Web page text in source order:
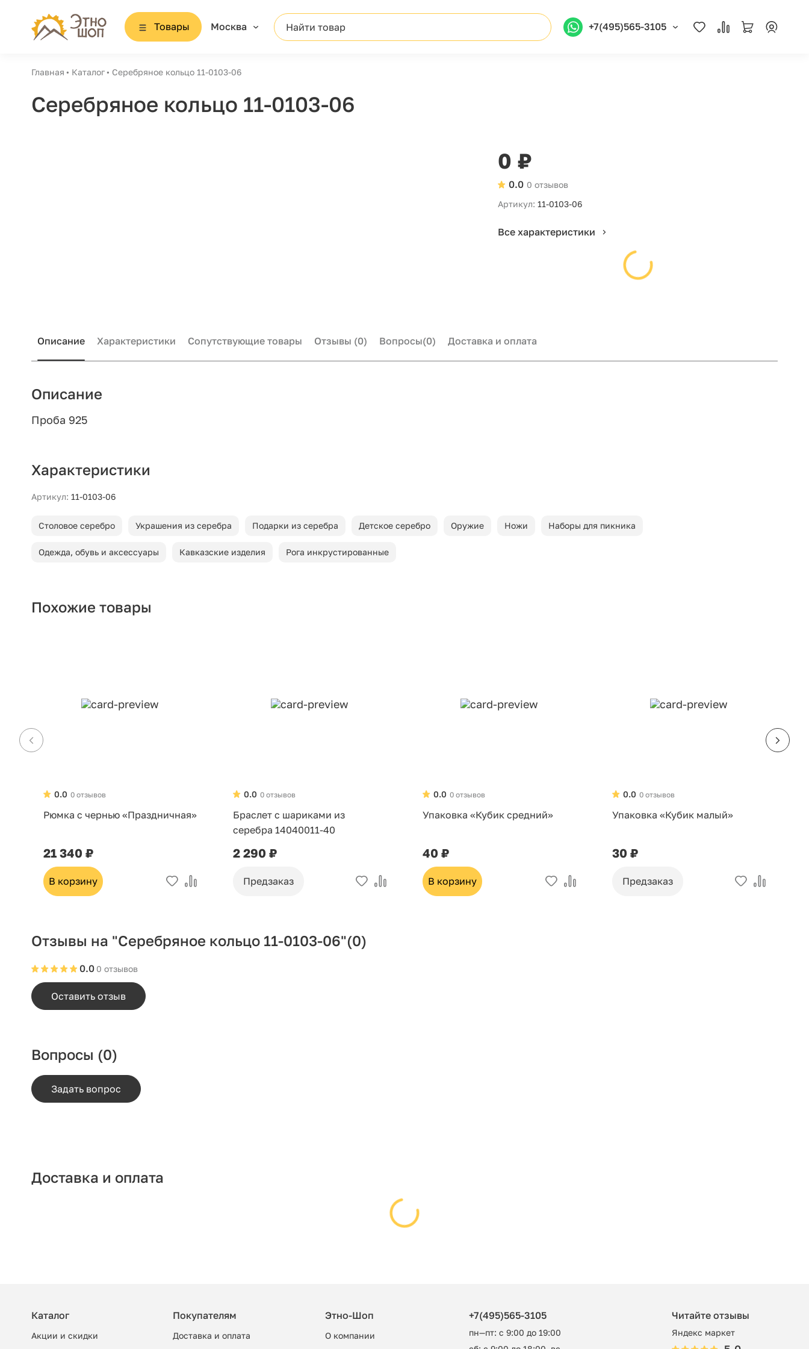
Товары Москва Найти товар +7(495)565-3105
Главная Каталог Серебряное кольцо 11-0103-06
Серебряное кольцо 11-0103-06
0 ₽
0 отзывов
0.0
Артикул: 11-0103-06
Все характеристики
Описание Характеристики Сопутствующие товары Отзывы (0) Вопросы(0) Доставка и оплата
Описание
Проба 925
Характеристики
Артикул: 11-0103-06
Столовое серебро Украшения из серебра Подарки из серебра Детское серебро Оружие Ножи Наборы для пикника
Одежда, обувь и аксессуары Кавказские изделия Рога инкрустированные
Похожие товары
0 отзывов
0.0
Рюмка с чернью «Праздничная»
21 340 ₽
В корзину
0 отзывов
0.0
Браслет с шариками из
серебра 14040011-40
2 290 ₽
Предзаказ
0 отзывов
0.0
Упаковка «Кубик средний»
40 ₽
В корзину
0 отзывов
0.0
Упаковка «Кубик малый»
30 ₽
Предзаказ
Отзывы на "Серебряное кольцо 11-0103-06"(0)
0 отзывов
0.0
Оставить отзыв
Вопросы (0)
Задать вопрос
Доставка и оплата
Каталог
Акции и скидки
Покупателям
Доставка и оплата
Этно-Шоп
О компании
+7(495)565-3105
пн—пт: с 9:00 до 19:00
Читайте отзывы
Яндекс маркет